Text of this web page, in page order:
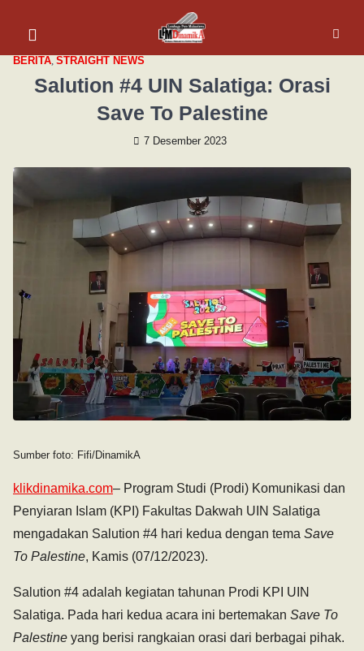
BERITA, STRAIGHT NEWS
Salution #4 UIN Salatiga: Orasi
Save To Palestine
7 Desember 2023
Sumber foto: Fifi/DinamikA
klikdinamika.com– Program Studi (Prodi) Komunikasi dan
Penyiaran Islam (KPI) Fakultas Dakwah UIN Salatiga
mengadakan Salution #4 hari kedua dengan tema Save
To Palestine, Kamis (07/12/2023).
Salution #4 adalah kegiatan tahunan Prodi KPI UIN
Salatiga. Pada hari kedua acara ini bertemakan Save To
Palestine yang berisi rangkaian orasi dari berbagai pihak.